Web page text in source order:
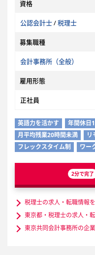
資格
公認会計士/税理士
募集職種
会計事務所（全般）
雇用形態
正社員
英語力を活かす 年間休日
月平均残業20時間未満
リ
フレックスタイム制
ワー
2分で完了
税理士の求人・転職情報
東京都・税理士の求人・
東京共同会計事務所の企